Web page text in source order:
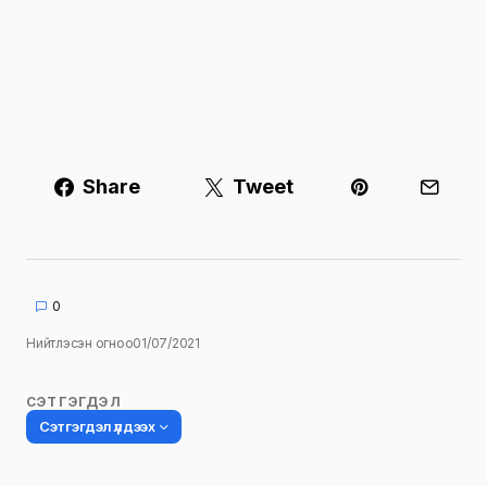
Share Tweet
0
Нийтлэсэн огноо01/07/2021
СЭТГЭГДЭЛ
Сэтгэгдэл үлдээх